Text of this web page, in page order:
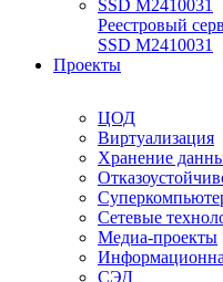
Реестровый
SSD М2410031
Проекты
ЦОД
Виртуализация
Хранение
Сетевые
Медиа-проекты
СЭД